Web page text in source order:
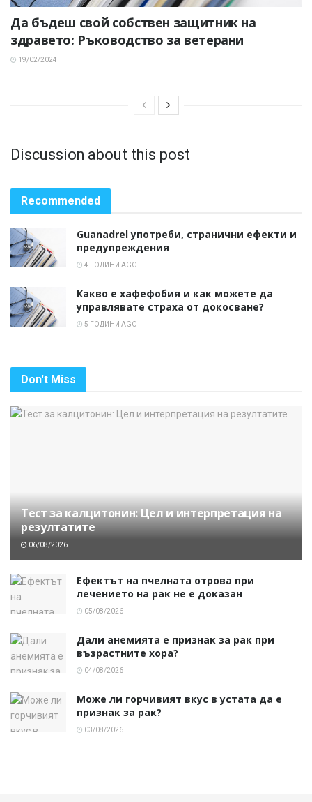
Да бъдеш свой собствен защитник на
здравето: Ръководство за ветерани
19/02/2024
Discussion about this post
Recommended
Guanadrel употреби, странични ефекти и
предупреждения
4 ГОДИНИ AGO
Какво е хафефобия и как можете да
управлявате страха от докосване?
5 ГОДИНИ AGO
Don't Miss
Тест за калцитонин: Цел и интерпретация на
резултатите
06/08/2026
Ефектът на пчелната отрова при
лечението на рак не е доказан
05/08/2026
Дали анемията е признак за рак при
възрастните хора?
04/08/2026
Може ли горчивият вкус в устата да е
признак за рак?
03/08/2026